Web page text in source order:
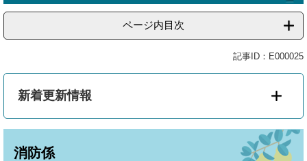
文
ページ内目次
記事ID：E000025
新着更新情報
消防係